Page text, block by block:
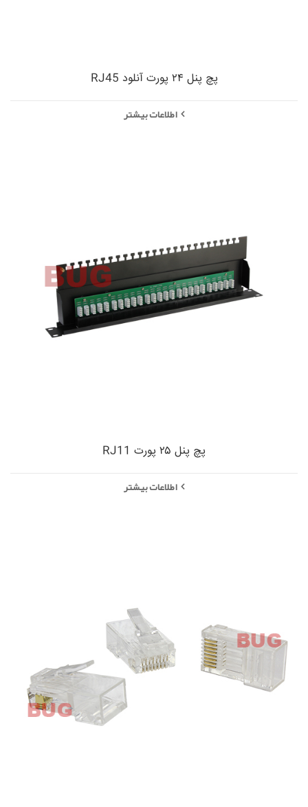
پچ پنل ۲۴ پورت آنلود RJ45
اطلاعات بیشتر
پچ پنل ۲۵ پورت RJ11
اطلاعات بیشتر